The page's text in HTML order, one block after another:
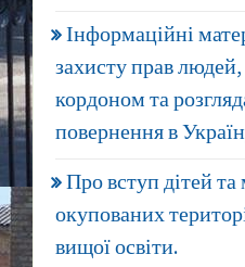
Інформаційні
захисту прав
кордоном та
повернення в
Про вступ дітей
окупованих
вищої освіти.